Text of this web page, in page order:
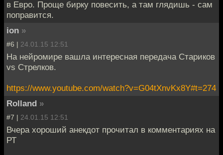
в Евро. Проще бирку повесить, а там глядишь - сам
поправится.
ion »
#6 | 24.01.15 12:51
На нейромире вашла интересная передача Стариков
vs Стрелков.
https://www.youtube.com/watch?v=G04tXnvKx8Y#t=274
Rolland »
#7 | 24.01.15 12:51
Вчера хороший анекдот прочитал в комментариях на
РТ